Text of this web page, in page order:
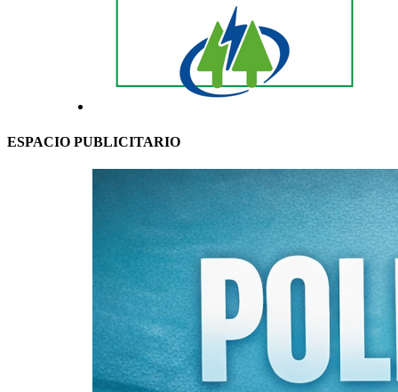
ESPACIO PUBLICITARIO